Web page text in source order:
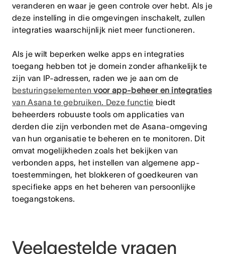
veranderen en waar je geen controle over hebt. Als je
deze instelling in die omgevingen inschakelt, zullen
integraties waarschijnlijk niet meer functioneren.
Als je wilt beperken welke apps en integraties
toegang hebben tot je domein zonder afhankelijk te
zijn van IP-adressen, raden we je aan om de
besturingselementen voor app-beheer en integraties
van Asana te gebruiken. Deze functie biedt
beheerders robuuste tools om applicaties van
derden die zijn verbonden met de Asana-omgeving
van hun organisatie te beheren en te monitoren. Dit
omvat mogelijkheden zoals het bekijken van
verbonden apps, het instellen van algemene app-
toestemmingen, het blokkeren of goedkeuren van
specifieke apps en het beheren van persoonlijke
toegangstokens.
Veelgestelde vragen